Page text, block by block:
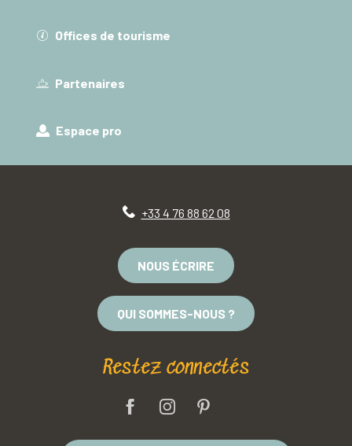
Offices de tourisme
Partenaires
Espace pro
+33 4 76 88 62 08
NOUS ÉCRIRE
QUI SOMMES-NOUS ?
Restez connectés